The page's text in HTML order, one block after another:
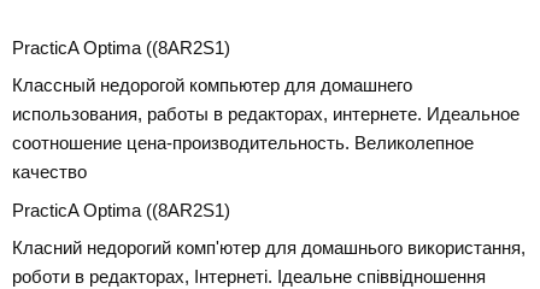
PracticA Optima ((8AR2S1)
Классный недорогой компьютер для домашнего
использования, работы в редакторах, интернете. Идеальное
соотношение цена-производительность. Великолепное
качество
PracticA Optima ((8AR2S1)
Класний недорогий комп'ютер для домашнього використання,
роботи в редакторах, Інтернеті. Ідеальне співвідношення